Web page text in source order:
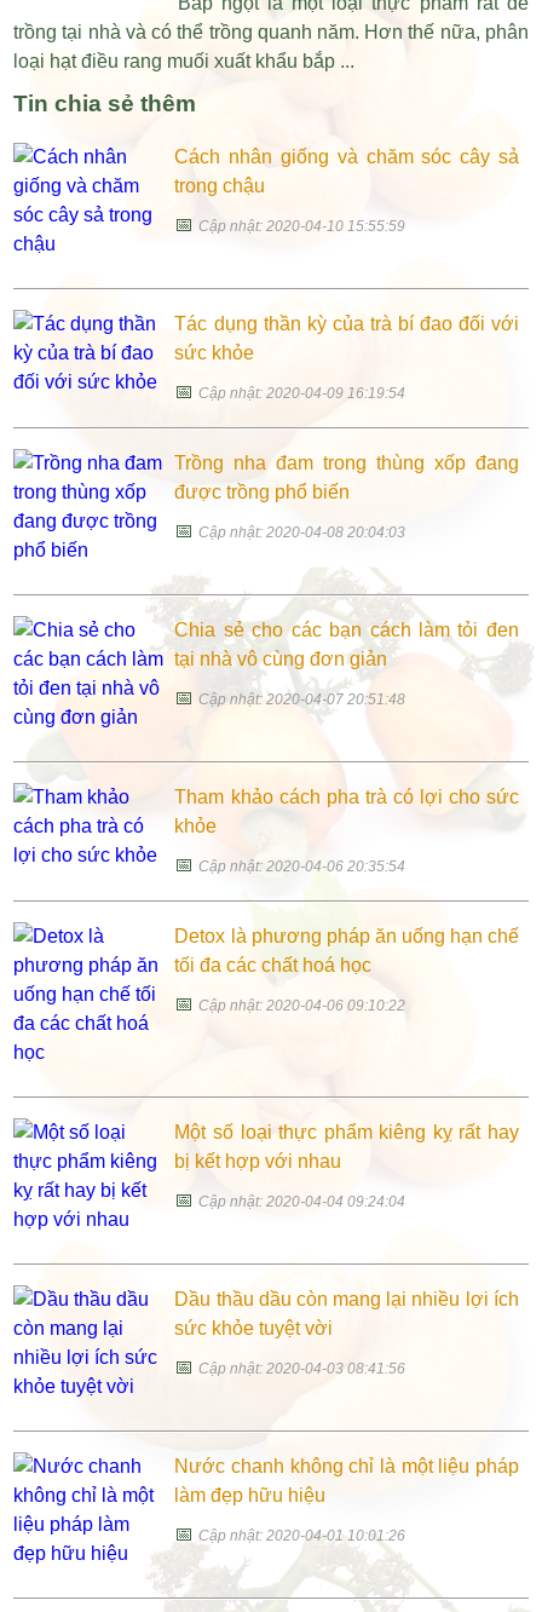
trồng tại nhà và có thể trồng quanh năm. Hơn thế nữa, phân
loại hạt điều rang muối xuất khẩu bắp ...
Tin chia sẻ thêm
Cách nhân giống và chăm sóc cây sả
trong chậu
📅Cập nhật: 2020-04-10 15:55:59
Tác dụng thần kỳ của trà bí đao đối với
sức khỏe
📅Cập nhật: 2020-04-09 16:19:54
Trồng nha đam trong thùng xốp đang
được trồng phổ biến
📅Cập nhật: 2020-04-08 20:04:03
Chia sẻ cho các bạn cách làm tỏi đen
tại nhà vô cùng đơn giản
📅Cập nhật: 2020-04-07 20:51:48
Tham khảo cách pha trà có lợi cho sức
khỏe
📅Cập nhật: 2020-04-06 20:35:54
Detox là phương pháp ăn uống hạn chế
tối đa các chất hoá học
📅Cập nhật: 2020-04-06 09:10:22
Một số loại thực phẩm kiêng kỵ rất hay
bị kết hợp với nhau
📅Cập nhật: 2020-04-04 09:24:04
Dầu thầu dầu còn mang lại nhiều lợi ích
sức khỏe tuyệt vời
📅Cập nhật: 2020-04-03 08:41:56
Nước chanh không chỉ là một liệu pháp
làm đẹp hữu hiệu
📅Cập nhật: 2020-04-01 10:01:26